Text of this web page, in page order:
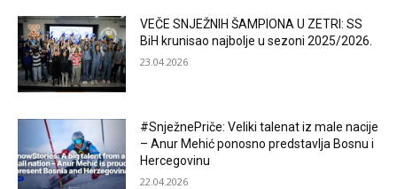
VEČE SNJEŽNIH ŠAMPIONA U ZETRI: SS
BiH krunisao najbolje u sezoni 2025/2026.
23.04.2026
#SnježnePriče: Veliki talenat iz male nacije
– Anur Mehić ponosno predstavlja Bosnu i
Hercegovinu
22.04.2026